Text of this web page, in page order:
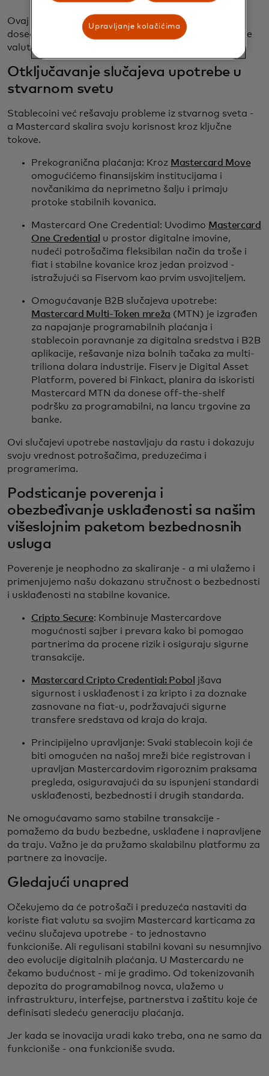
Ovaj pristup sa više novčića osigurava fleksibilnost,
doseg i spremnost za sledeći talas inovacija digitalne
valute.
Otključavanje slučajeva upotrebe u
stvarnom svetu
Stablecoini već rešavaju probleme iz stvarnog sveta -
a Mastercard skalira svoju korisnost kroz ključne
tokove.
Prekogranična plaćanja: Kroz Mastercard Move
omogućićemo finansijskim institucijama i
novčanikima da neprimetno šalju i primaju
protoke stabilnih kovanica.
Mastercard One Credential: Uvodimo Mastercard
One Credential
u prostor digitalne imovine,
nudeći potrošačima fleksibilan način da troše i
fiat i stabilne kovanice kroz jedan proizvod -
istražujući sa Fiservom kao prvim usvojiteljem.
Omogućavanje B2B slučajeva upotrebe:
Mastercard Multi-Token mreža (MTN) je izgrađen
za napajanje programabilnih plaćanja i
stablecoin poravnanje za digitalna sredstva i B2B
aplikacije, rešavanje niza bolnih tačaka za multi-
triliona dolara industrije. Fiserv je Digital Asset
Platform, povered bi Finkact, planira da iskoristi
Mastercard MTN da donese off-the-shelf
podršku za programabilni, na lancu trgovine za
banke.
Ovi slučajevi upotrebe nastavljaju da rastu i dokazuju
svoju vrednost potrošačima, preduzećima i
programerima.
Podsticanje poverenja i
obezbeđivanje usklađenosti sa našim
višeslojnim paketom bezbednosnih
usluga
Poverenje je neophodno za skaliranje - a mi ulažemo i
primenjujemo našu dokazanu stručnost o bezbednosti
i usklađenosti na stabilne kovanice.
Cripto Secure: Kombinuje Mastercardove
mogućnosti sajber i prevara kako bi pomogao
partnerima da procene rizik i osiguraju sigurne
transakcije.
Mastercard Cripto Credential: Pobol
jšava
sigurnost i usklađenost i za kripto i za doznake
zasnovane na fiat-u, podržavajući sigurne
transfere sredstava od kraja do kraja.
Principijelno upravljanje: Svaki stablecoin koji će
biti omogućen na našoj mreži biće registrovan i
upravljan Mastercardovim rigoroznim praksama
pregleda, osiguravajući da su ispunjeni standardi
usklađenosti, bezbednosti i drugih standarda.
Ne omogućavamo samo stabilne transakcije -
pomažemo da budu bezbedne, usklađene i napravljene
da traju. Važno je da pružamo skalabilnu platformu za
partnere za inovacije.
Gledajući unapred
Očekujemo da će potrošači i preduzeća nastaviti da
koriste fiat valutu sa svojim Mastercard karticama za
većinu slučajeva upotrebe - to jednostavno
funkcioniše. Ali regulisani stabilni kovani su nesumnjivo
deo evolucije digitalnih plaćanja. U Mastercardu ne
čekamo budućnost - mi je gradimo. Od tokenizovanih
depozita do programabilnog novca, ulažemo u
infrastrukturu, interfejse, partnerstva i zaštitu koje će
definisati sledeću generaciju plaćanja.
Jer kada se inovacija uradi kako treba, ona ne samo da
funkcioniše - ona funkcioniše svuda.
Upravljanje kolačićima